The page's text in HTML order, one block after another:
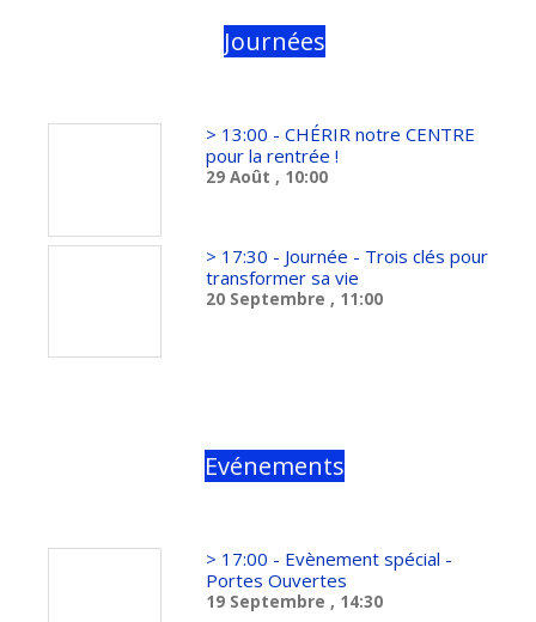
Journées
> 13:00 - CHÉRIR notre CENTRE
pour la rentrée !
29 Août , 10:00
> 17:30 - Journée - Trois clés pour
transformer sa vie
20 Septembre , 11:00
Evénements
> 17:00 - Evènement spécial -
Portes Ouvertes
19 Septembre , 14:30